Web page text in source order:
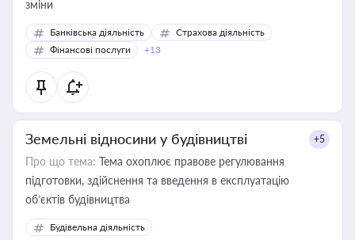
зміни
Банківська діяльність
Страхова діяльність
Фінансові послуги
+13
Земельні відносини у будівництві +5
Про що тема: Тема охоплює правове регулювання
підготовки, здійснення та введення в експлуатацію
об’єктів будівництва
Будівельна діяльність